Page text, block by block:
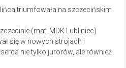
(mat. MDK Lubliniec)
się w nowych strojach i
nie tylko jurorów, ale również